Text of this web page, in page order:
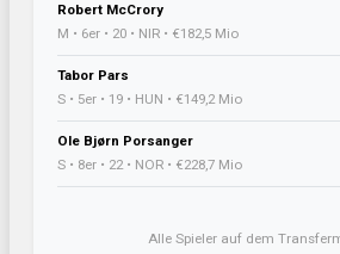
Robert McCrory
M • 6er • 20 • NIR • €182,5 Mio
Tabor Pars
S • 5er • 19 • HUN • €149,2 Mio
Ole Bjørn Porsanger
S • 8er • 22 • NOR • €228,7 Mio
Alle Spieler auf dem